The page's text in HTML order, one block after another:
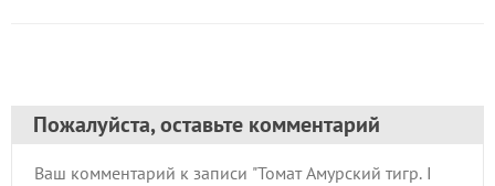
Пожалуйста, оставьте комментарий